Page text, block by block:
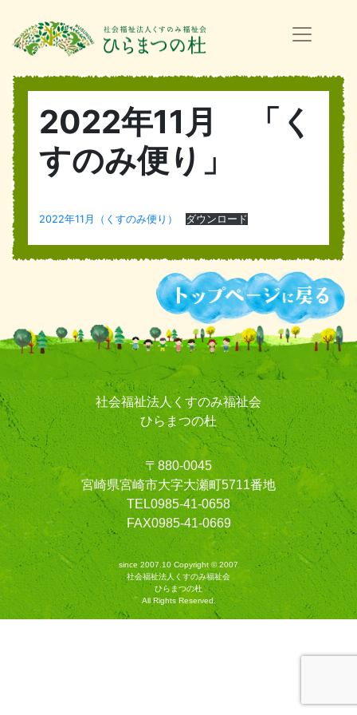
2022年11月 「く
すのみ便り」
2022年11月（くすのみ便り） ダウンロード
社会福祉法人くすのみ福祉会
ひらまつの杜
〒880-0045
宮崎県宮崎市大字大瀬町5711番地
TEL0985-41-0658
FAX0985-41-0669
since 2007.10 Copyright © 2007
社会福祉法人くすのみ福祉会
ひらまつの杜
All Rights Reserved.